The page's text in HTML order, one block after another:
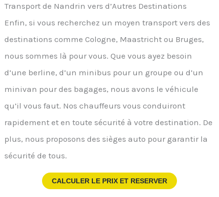
Transport de Nandrin vers d’Autres Destinations
Enfin, si vous recherchez un moyen transport vers des
destinations comme Cologne, Maastricht ou Bruges,
nous sommes là pour vous. Que vous ayez besoin
d’une berline, d’un minibus pour un groupe ou d’un
minivan pour des bagages, nous avons le véhicule
qu’il vous faut. Nos chauffeurs vous conduiront
rapidement et en toute sécurité à votre destination. De
plus, nous proposons des sièges auto pour garantir la
sécurité de tous.
CALCULER LE PRIX ET RESERVER